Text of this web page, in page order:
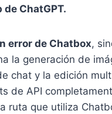
ChatGPT.
error de Chatbox,
la generación de
chat y la edición
de API
ruta que utiliza